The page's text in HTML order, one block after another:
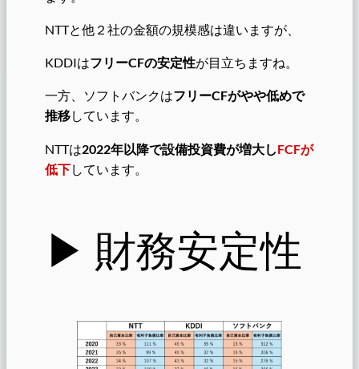
NTTと他２社の金額の規模感は違いますが、
KDDIはフリーCFの安定性が目立ちますね。
一方、ソフトバンクはフリーCFがやや低めで
推移しています。
NTTは2022年以降で設備投資費が増大しFCFが
低下しています。
▶︎ 財務安定性